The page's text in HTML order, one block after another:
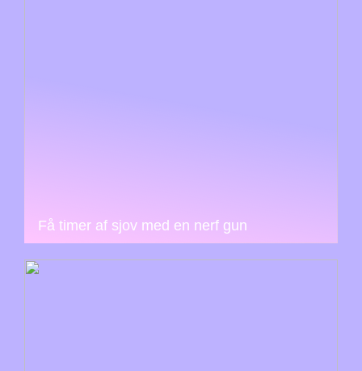
Få timer af sjov med en nerf gun